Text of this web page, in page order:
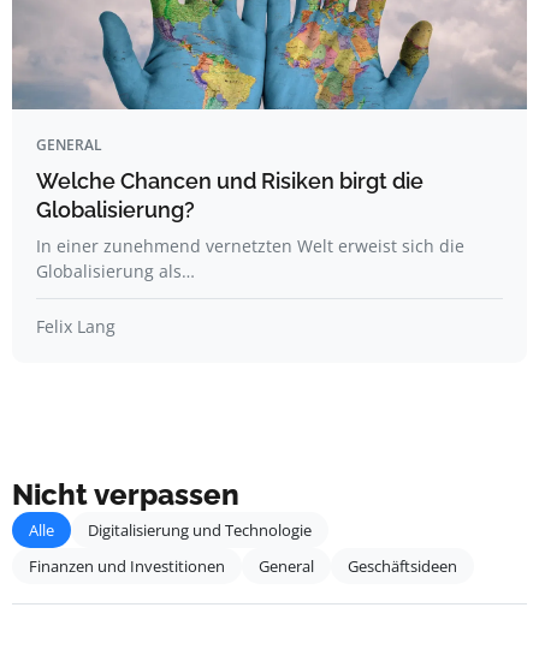
GENERAL
Welche Chancen und Risiken birgt die
Globalisierung?
In einer zunehmend vernetzten Welt erweist sich die
Globalisierung als…
Felix Lang
Nicht verpassen
Alle
Digitalisierung und Technologie
Finanzen und Investitionen
General Geschäftsideen